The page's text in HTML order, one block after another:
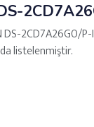
DS-2CD7A26G0/
listelenmiştir.